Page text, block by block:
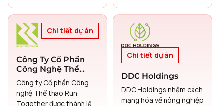
thức tích lũy tài sản an
tư tài chính thông minh.
Công ty cũng phục vụ
cho các nhà đầu tư vàng
truyền thống và những
người quan tâm đến quà
tặng quý giá và trang sức
vàng.
nghiệm thương hiệu, giáo
dục và đào tạo.
Chi tiết dự án
Công Ty Cổ Phần
Công Nghệ Thể
Thao Run Together
Công ty Cổ phần Công
nghệ Thể thao Run
Together được thành lập
Chi tiết dự án
DDC Holdings
DDC Holdings nhắm cách
mạng hóa về nông nghiệp